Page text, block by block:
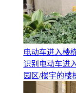
电动车进入楼
识别电动车进
园区/楼宇的楼